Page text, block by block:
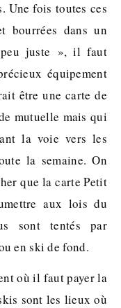
Une fois toutes ces
bourrées dans un
peu juste », il faut
équipement
être une carte de
mutuelle mais qui
la voie vers les
la semaine. On
que la carte Petit
aux lois du
sont tentés par
en ski de fond.
où il faut payer la
sont les lieux où